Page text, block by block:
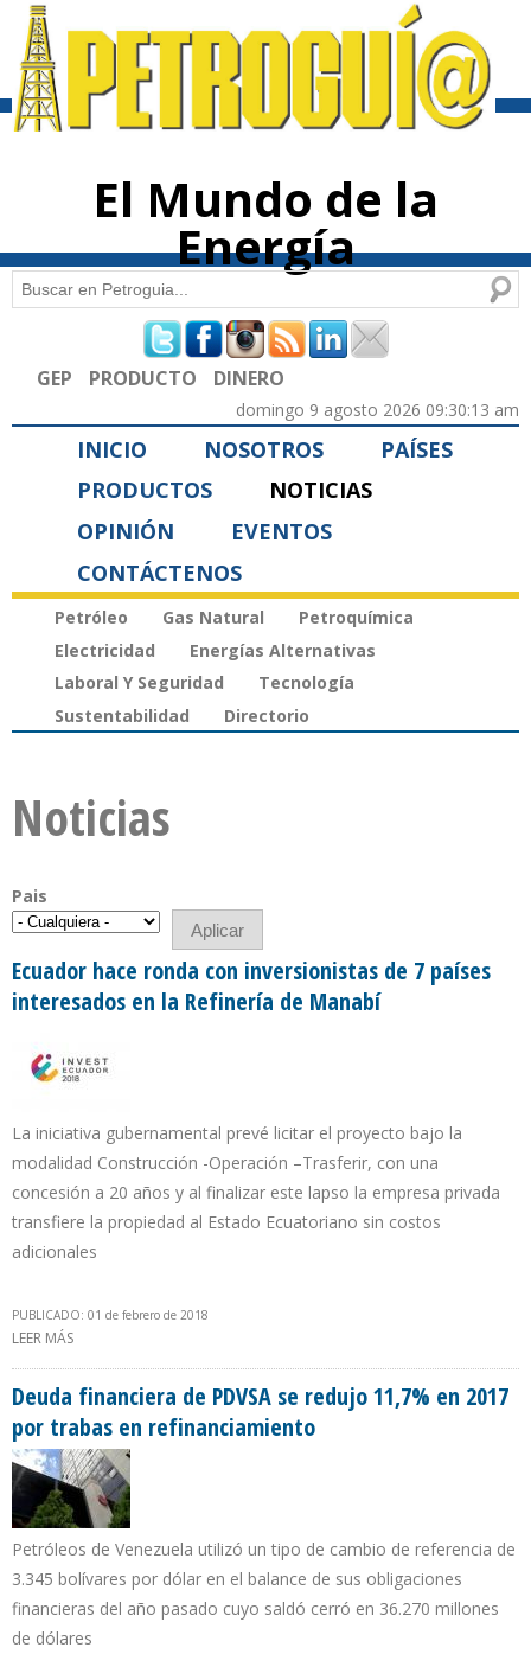
contenido
El Mundo de la
Energía
Formulario de búsqueda
Buscar
GEP PRODUCTO DINERO
domingo 9 agosto 2026 09:30:13 am
INICIO NOSOTROS
PAÍSES
PRODUCTOS
NOTICIAS
OPINIÓN
EVENTOS
CONTÁCTENOS
Petróleo Gas Natural
Petroquímica
Electricidad
Energías Alternativas
Laboral Y Seguridad
Tecnología
Sustentabilidad
Directorio
Noticias
Pais
Ecuador hace ronda con inversionistas de 7 países
interesados en la Refinería de Manabí
La iniciativa gubernamental prevé licitar el proyecto bajo la
modalidad Construcción -Operación –Trasferir, con una
concesión a 20 años y al finalizar este lapso la empresa privada
transfiere la propiedad al Estado Ecuatoriano sin costos
adicionales
PUBLICADO: 01 de febrero de 2018
LEER MÁS
Deuda financiera de PDVSA se redujo 11,7% en 2017
por trabas en refinanciamiento
Petróleos de Venezuela utilizó un tipo de cambio de referencia de
3.345 bolívares por dólar en el balance de sus obligaciones
financieras del año pasado cuyo saldó cerró en 36.270 millones
de dólares